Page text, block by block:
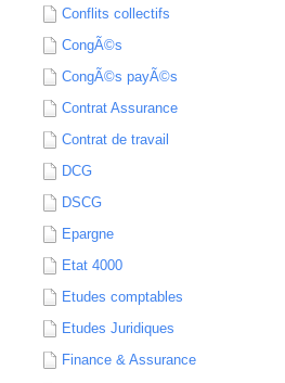
Conflits collectifs
CongÃ©s
CongÃ©s payÃ©s
Contrat Assurance
Contrat de travail
DCG
DSCG
Epargne
Etat 4000
Etudes comptables
Etudes Juridiques
Finance & Assurance